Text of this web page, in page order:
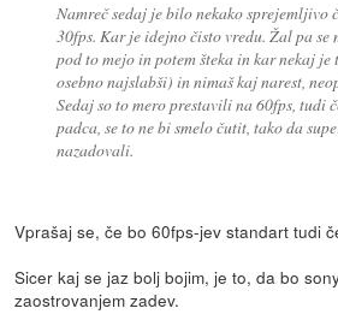
Namreč sedaj je bilo nekako sprejemljivo
30fps. Kar je idejno čisto vredu. Žal pa
pod to mejo in potem šteka in kar nekaj
osebno najslabši) in nimaš kaj narest,
Sedaj so to mero prestavili na 60fps, tudi
padca, se to ne bi smelo čutit, tako da
nazadovali.
Vprašaj se, če bo 60fps-jev standart tudi
Sicer kaj se jaz bolj bojim, je to, da bo
zaostrovanjem zadev.